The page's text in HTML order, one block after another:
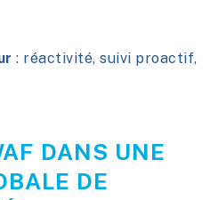
: réactivité, suivi proactif,
DANS UNE
DE